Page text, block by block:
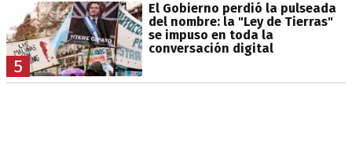
5
El Gobierno perdió la pulseada
del nombre: la "Ley de Tierras"
se impuso en toda la
conversación digital